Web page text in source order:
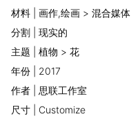
选
术
家
材料 | 画作,绘画 > 混合媒体
分割 | 现实的
主题 | 植物 > 花
年份 | 2017
作者 | 思联工作室
尺寸 | Customize